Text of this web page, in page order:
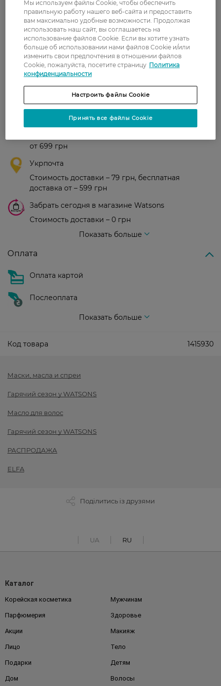
Рейтинг и отзывы
0
З 0 відгуків
0 відгуків
Новая почта
от 699 грн
Укрпочта
Стоимость доставки – 79 грн, бесплатная
доставка от – 599 грн
Забрать сегодня в магазине Watsons
Стоимость доставки – 0 грн
Показать больше
Оплата
Оплата картой
Послеоплата
Показать больше
Код товара 1415930
Маски, масла и спреи
Гарячий сезон у WATSONS
Масло для волос
Гарячий сезон у WATSONS
РАСПРОДАЖА
ELFA
Поділитись із друзями
UA RU
Каталог
Корейская косметика Мужчинам
Парфюмерия Здоровье
Акции Макияж
Лицо Тело
Подарки Детям
Дом Волосы
Мы используем файлы Cookie, чтобы обеспечить
правильную работу нашего веб-сайта и предоставить
вам максимально удобные возможности. Продолжая
использовать наш сайт, вы соглашаетесь на
использование файлов Cookie. Если вы хотите узнать
больше об использовании нами файлов Cookie и/или
изменить свои предпочтения в отношении файлов
Cookie, пожалуйста, посетите страницу Политика
конфиденциальности
Настроить файлы Cookie
Принять все файлы Cookie